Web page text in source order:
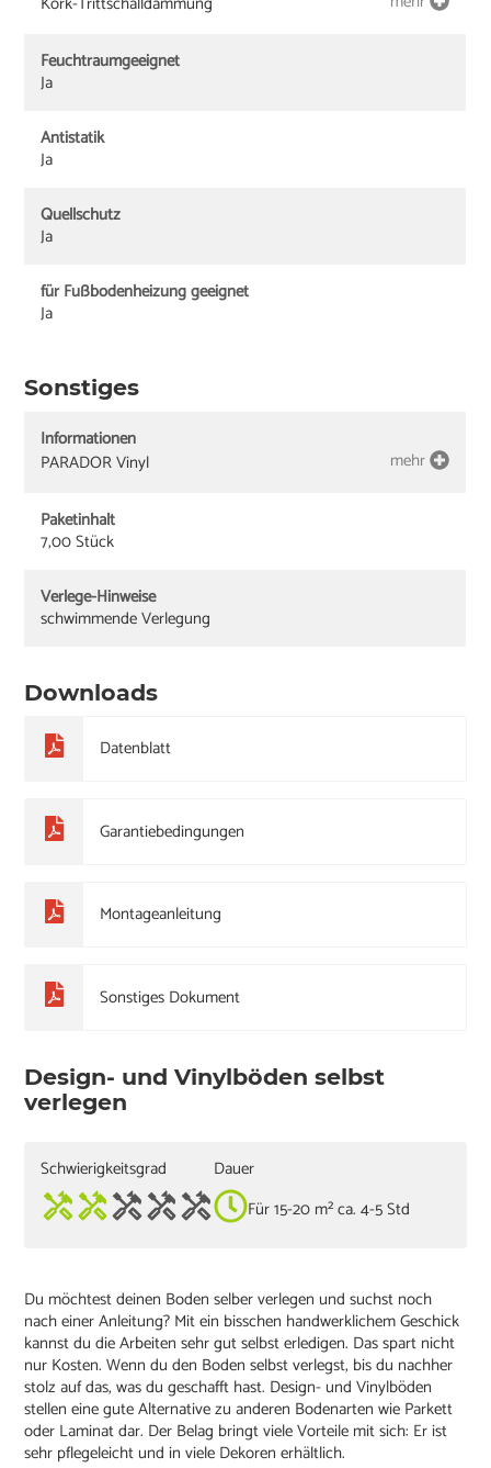
Feuchtraumgeeignet
Ja
Antistatik
Ja
Quellschutz
Ja
für Fußbodenheizung geeignet
Ja
Sonstiges
Informationen
PARADOR Vinyl
mehr
Paketinhalt
7,00 Stück
Verlege-Hinweise
schwimmende Verlegung
Downloads
Datenblatt
Garantiebedingungen
Montageanleitung
Sonstiges Dokument
Design- und Vinylböden selbst
verlegen
Schwierigkeitsgrad
Dauer
Für 15-20 m² ca. 4-5 Std
Du möchtest deinen Boden selber verlegen und suchst noch
nach einer Anleitung? Mit ein bisschen handwerklichem Geschick
kannst du die Arbeiten sehr gut selbst erledigen. Das spart nicht
nur Kosten. Wenn du den Boden selbst verlegst, bis du nachher
stolz auf das, was du geschafft hast. Design- und Vinylböden
stellen eine gute Alternative zu anderen Bodenarten wie Parkett
oder Laminat dar. Der Belag bringt viele Vorteile mit sich: Er ist
sehr pflegeleicht und in viele Dekoren erhältlich.